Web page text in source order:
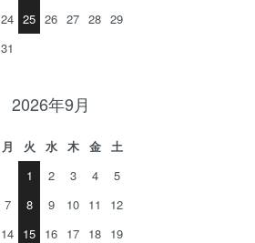
24 25 26 27 28 29
31
2026年9月
月 火 水 木 金
土
1
2 3 4
5
7 8 9 10 11
12
14 15 16 17 18 19